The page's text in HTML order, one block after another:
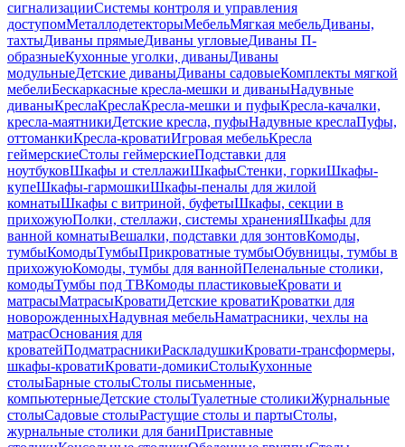
сигнализацииСистемы контроля и управления
доступомМеталлодетекторыМебельМягкая мебельДиваны,
тахтыДиваны прямыеДиваны угловыеДиваны П-
образныеКухонные уголки, диваныДиваны
модульныеДетские диваныДиваны садовыеКомплекты мягкой
мебелиБескаркасные кресла-мешки и диваныНадувные
диваныКреслаКреслаКресла-мешки и пуфыКресла-качалки,
кресла-маятникиДетские кресла, пуфыНадувные креслаПуфы,
оттоманкиКресла-кроватиИгровая мебельКресла
геймерскиеСтолы геймерскиеПодставки для
ноутбуковШкафы и стеллажиШкафыСтенки, горкиШкафы-
купеШкафы-гармошкиШкафы-пеналы для жилой
комнатыШкафы с витриной, буфетыШкафы, секции в
прихожуюПолки, стеллажи, системы храненияШкафы для
ванной комнатыВешалки, подставки для зонтовКомоды,
тумбыКомодыТумбыПрикроватные тумбыОбувницы, тумбы в
прихожуюКомоды, тумбы для ваннойПеленальные столики,
комодыТумбы под ТВКомоды пластиковыеКровати и
матрасыМатрасыКроватиДетские кроватиКроватки для
новорожденныхНадувная мебельНаматрасники, чехлы на
матрасОснования для
кроватейПодматрасникиРаскладушкиКровати-трансформеры,
шкафы-кроватиКровати-домикиСтолыКухонные
столыБарные столыСтолы письменные,
компьютерныеДетские столыТуалетные столикиЖурнальные
столыСадовые столыРастущие столы и партыСтолы,
журнальные столики для баниПриставные